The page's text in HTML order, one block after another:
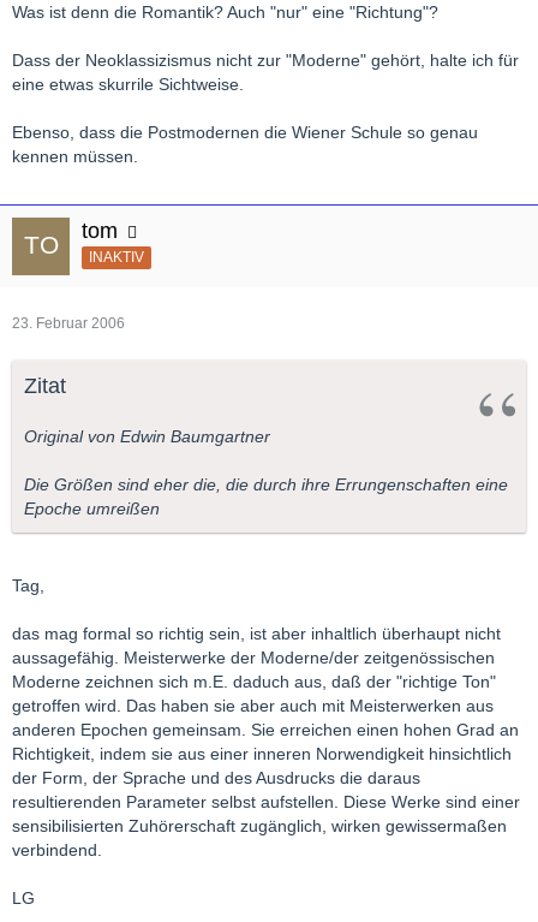
Was ist denn die Romantik? Auch "nur" eine "Richtung"?
Dass der Neoklassizismus nicht zur "Moderne" gehört, halte ich für
eine etwas skurrile Sichtweise.
Ebenso, dass die Postmodernen die Wiener Schule so genau
kennen müssen.
tom
INAKTIV
23. Februar 2006
Zitat
Original von Edwin Baumgartner
Die Größen sind eher die, die durch ihre Errungenschaften eine
Epoche umreißen
Tag,
das mag formal so richtig sein, ist aber inhaltlich überhaupt nicht
aussagefähig. Meisterwerke der Moderne/der zeitgenössischen
Moderne zeichnen sich m.E. daduch aus, daß der "richtige Ton"
getroffen wird. Das haben sie aber auch mit Meisterwerken aus
anderen Epochen gemeinsam. Sie erreichen einen hohen Grad an
Richtigkeit, indem sie aus einer inneren Norwendigkeit hinsichtlich
der Form, der Sprache und des Ausdrucks die daraus
resultierenden Parameter selbst aufstellen. Diese Werke sind einer
sensibilisierten Zuhörerschaft zugänglich, wirken gewissermaßen
verbindend.
LG